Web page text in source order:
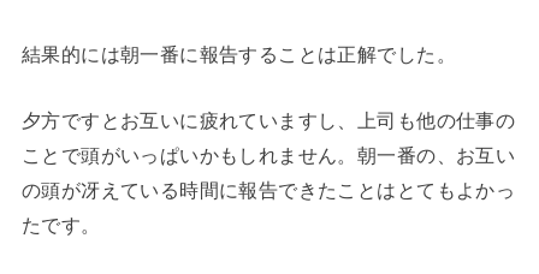
結果的には朝一番に報告することは正解でした。
夕方ですとお互いに疲れていますし、上司も他の仕事の
ことで頭がいっぱいかもしれません。朝一番の、お互い
の頭が冴えている時間に報告できたことはとてもよかっ
たです。